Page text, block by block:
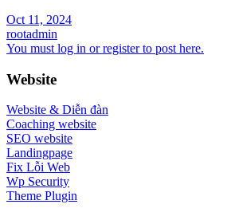
Oct 11, 2024
rootadmin
You must log in or register to post here.
Website
Website & Diễn đàn
Coaching website
SEO website
Landingpage
Fix Lỗi Web
Wp Security
Theme Plugin